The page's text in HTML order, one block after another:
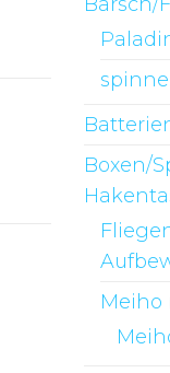
Boxen/
Meiho